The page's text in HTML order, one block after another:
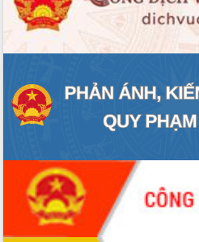
Phó Bí thư Tỉnh ủy Đắk Lắk Đỗ Hữu
Huy giữ chức Bí thư Đảng ủy Ủy Ban
Nhân dân tỉnh
số y tế tại Đắk Lắk
Chuyển đổi số thư viện: Mở rộng
không gian tri thức trong thời đại số
chức diễn tập trước ngày bầu cử
Chương trình “Gặp gỡ hữu nghị –
Friendship Meeting New Year 2026”
Bầu cử Quốc hội và HĐND: Cử tri Đắk
Lắk gửi gắm niềm tin, kỳ vọng vào lá